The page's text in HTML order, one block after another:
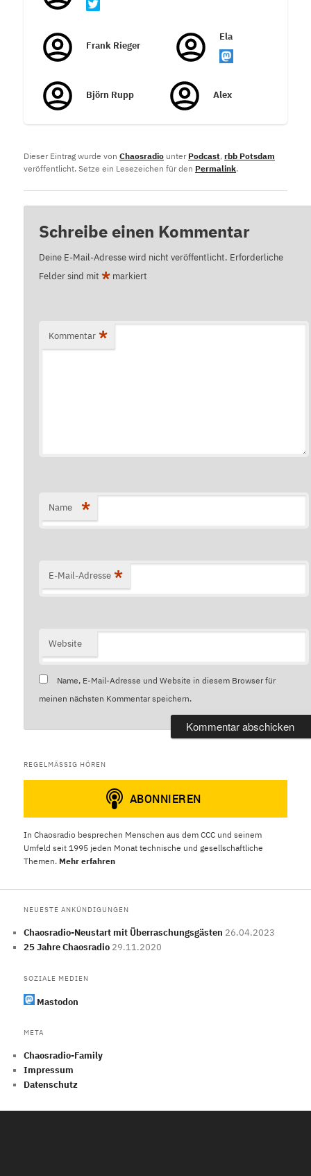
Frank Rieger
Ela
Björn Rupp Alex
Dieser Eintrag wurde vonChaosradio unter Podcast,rbb Potsdam
veröffentlicht. Setze ein Lesezeichen für den Permalink.
Schreibe einen Kommentar
Deine E-Mail-Adresse wird nicht veröffentlicht. Erforderliche
Felder sind mit* markiert
Kommentar *
Name *
E-Mail-Adresse *
Website
Name, E-Mail-Adresse und Website in diesem Browser für
meinen nächsten Kommentar speichern.
REGELMÄSSIG HÖREN
In Chaosradio besprechen Menschen aus dem CCC und seinem
Umfeld seit 1995 jeden Monat technische und gesellschaftliche
Themen. Mehr erfahren
NEUESTE ANKÜNDIGUNGEN
Chaosradio-Neustart mit Überraschungsgästen 26.04.2023
25 Jahre Chaosradio 29.11.2020
SOZIALE MEDIEN
Mastodon
META
Chaosradio-Family
Impressum
Datenschutz